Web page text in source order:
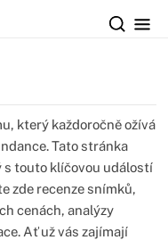
který každoročně ožívá
Tato stránka
s touto klíčovou událostí
zde recenze snímků,
cenách, analýzy
Ať už vás zajímají